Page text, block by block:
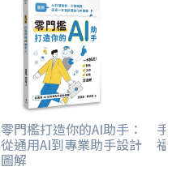
零門檻打造你的AI助手：
從通用AI到專業助手設計
圖解
手
福